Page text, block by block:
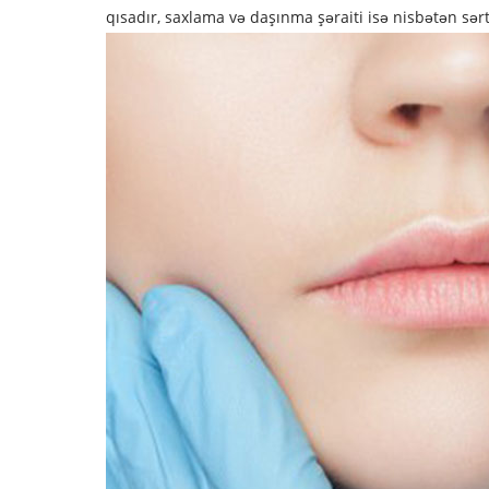
qısadır, saxlama və daşınma şəraiti isə nisbətən